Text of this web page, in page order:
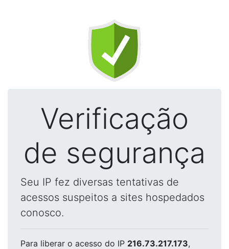
Verificação
de segurança
Seu IP fez diversas tentativas de
acessos suspeitos a sites hospedados
conosco.
Para liberar o acesso do IP 216.73.217.173,